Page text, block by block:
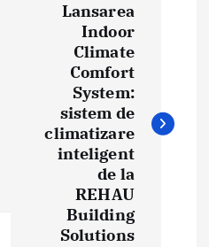
Lansarea
Indoor
Climate
Comfort
System:
sistem de
climatizare
inteligent
de la
REHAU
Building
Solutions